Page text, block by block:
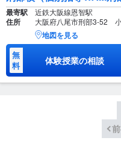
最寄駅 近鉄大阪線恩智駅
住所 大阪府八尾市刑部3-52
地図を見る
無
料
体験授業の相談